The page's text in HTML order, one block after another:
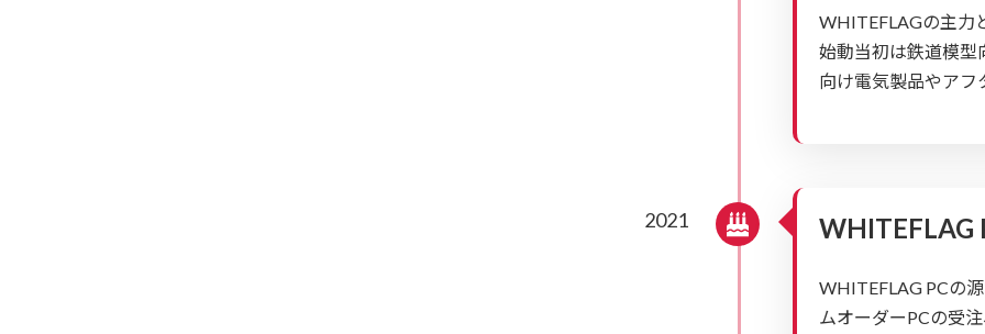
WHITEFLAGの主力
始動当初は鉄道模型
向け電気製品やアフ
2021 WHITEFLAG
WHITEFLAG PCの
ムオーダーPCの受注